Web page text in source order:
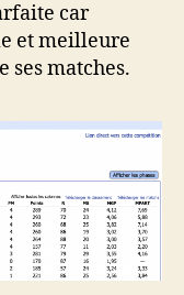
car
et meilleure
matches.